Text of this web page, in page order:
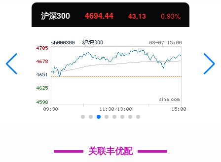
沪深300 4694.44 43.13 0.93%
关联丰优配